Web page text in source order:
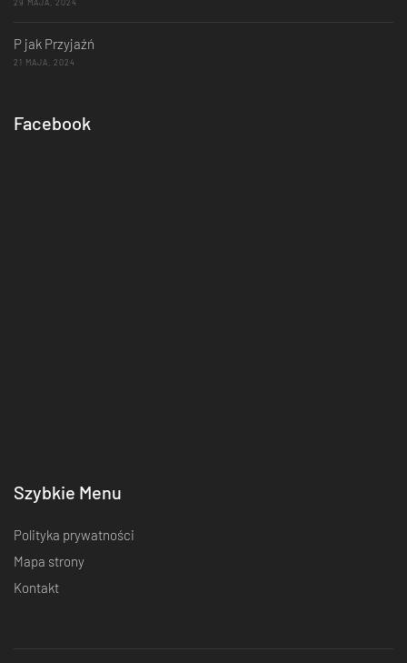
29 MAJA, 2024
P jak Przyjaźń
21 MAJA, 2024
Facebook
Szybkie Menu
Polityka prywatności
Mapa strony
Kontakt